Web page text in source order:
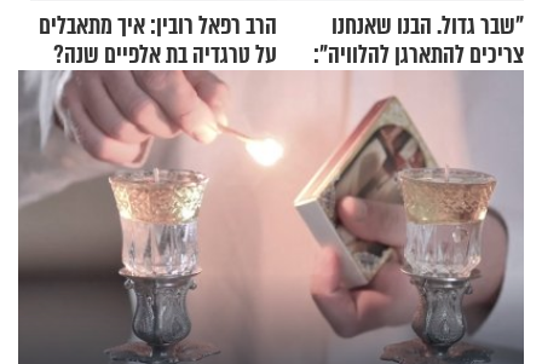
"שבר גדול. הבנו שאנחנו
צריכים להתארגן להלוויה":
הרב רפאל רובין: איך מתאבלים
על טרגדיה בת אלפיים שנה?